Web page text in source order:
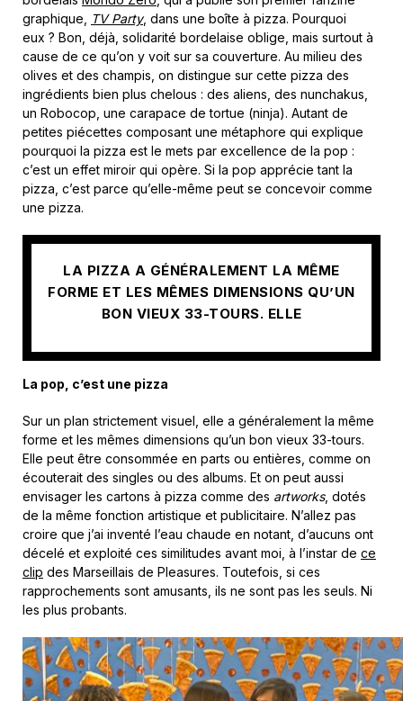
graphique,
TV Party, dans une boîte à pizza. Pourquoi
eux ? Bon, déjà, solidarité bordelaise oblige, mais surtout à
cause de ce qu’on y voit sur sa couverture. Au milieu des
olives et des champis, on distingue sur cette pizza des
ingrédients bien plus chelous : des aliens, des nunchakus,
un Robocop, une carapace de tortue (ninja). Autant de
petites piécettes composant une métaphore qui explique
pourquoi la pizza est le mets par excellence de la pop :
c’est un effet miroir qui opère. Si la pop apprécie tant la
pizza, c’est parce qu’elle-même peut se concevoir comme
une pizza.
LA PIZZA A GÉNÉRALEMENT LA MÊME
FORME ET LES MÊMES DIMENSIONS QU’UN
BON VIEUX 33-TOURS. ELLE
La pop, c’est une pizza
Sur un plan strictement visuel, elle a généralement la même
forme et les mêmes dimensions qu’un bon vieux 33-tours.
Elle peut être consommée en parts ou entières, comme on
écouterait des singles ou des albums. Et on peut aussi
envisager les cartons à pizza comme des artworks, dotés
de la même fonction artistique et publicitaire. N’allez pas
croire que j’ai inventé l’eau chaude en notant, d’aucuns ont
décelé et exploité ces similitudes avant moi, à l’instar de ce
clip des Marseillais de Pleasures. Toutefois, si ces
rapprochements sont amusants, ils ne sont pas les seuls. Ni
les plus probants.